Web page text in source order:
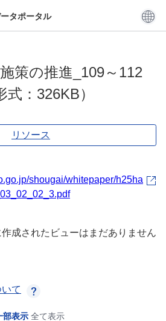
タポータル
策の推進_109～112
：326KB）
リソース
shougai/whitepaper/h25ha
成されたビューはまだありません
て
部表示 全て表示